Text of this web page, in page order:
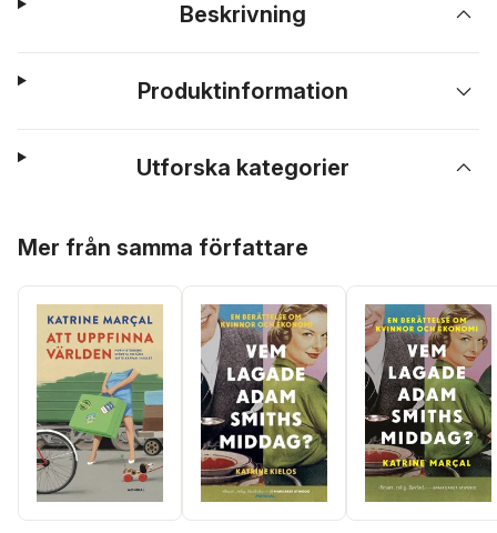
Beskrivning
Produktinformation
Utforska kategorier
Mer från samma författare